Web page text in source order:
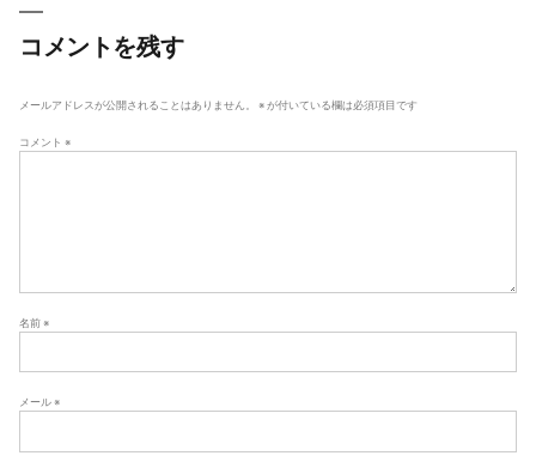
ビ
シ
ン
コメントを残す
メールアドレスが公開されることはありません。 ※ が付いている欄は必須項目です
コメント ※
名前 ※
メール ※